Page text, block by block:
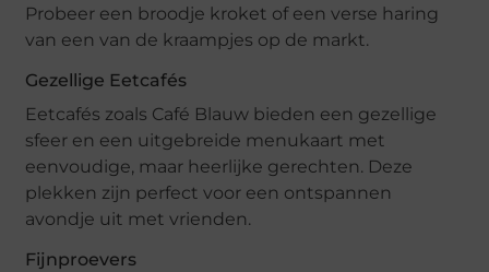
Probeer een broodje kroket of een verse haring
van een van de kraampjes op de markt.
Gezellige Eetcafés
Eetcafés zoals Café Blauw bieden een gezellige
sfeer en een uitgebreide menukaart met
eenvoudige, maar heerlijke gerechten. Deze
plekken zijn perfect voor een ontspannen
avondje uit met vrienden.
Fijnproevers